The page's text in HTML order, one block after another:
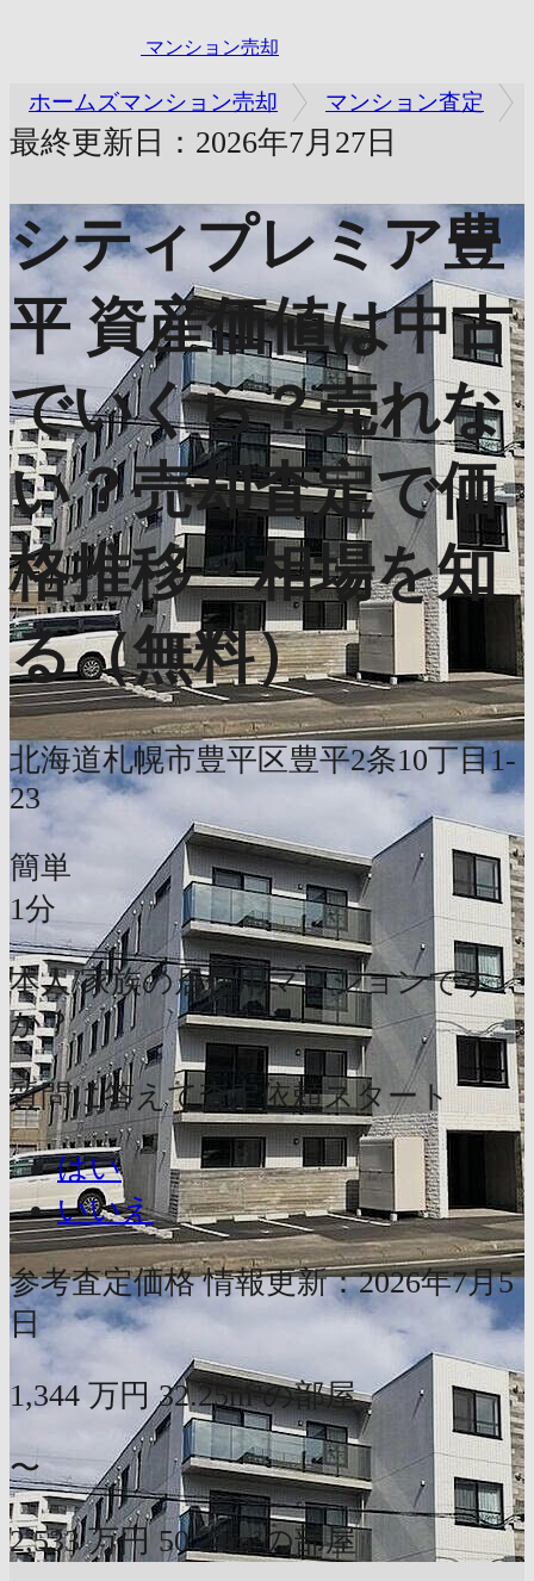
マンション売却
ホームズマンション売却 マンション査定
最終更新日：2026年7月27日
シティプレミア豊
平 資産価値は中古
でいくら？売れな
い？売却査定で価
格推移・相場を知
る（無料）
北海道札幌市豊平区豊平2条10丁目1-
23
簡単
1分
本人/家族の居住用マンションです
か？
質問に答えて査定依頼スタート
はい
いいえ
参考査定価格 情報更新：2026年7月5
日
1,344 万円 32.25m²の部屋
〜
2,533 万円 50.24m²の部屋